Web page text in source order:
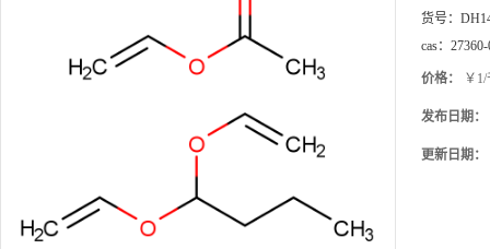
货号：
cas：
价格： ￥
发布日期：
更新日期：